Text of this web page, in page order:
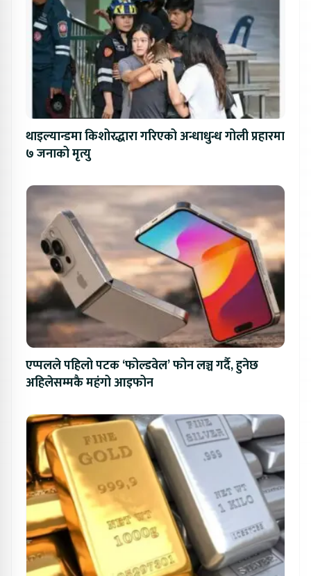
थाइल्यान्डमा किशोरद्धारा गरिएको अन्धाधुन्ध गोली प्रहारमा
७ जनाको मृत्यु
एप्पलले पहिलो पटक ‘फोल्डवेल’ फोन लञ्च गर्दै, हुनेछ
अहिलेसम्मकै महंगो आइफोन